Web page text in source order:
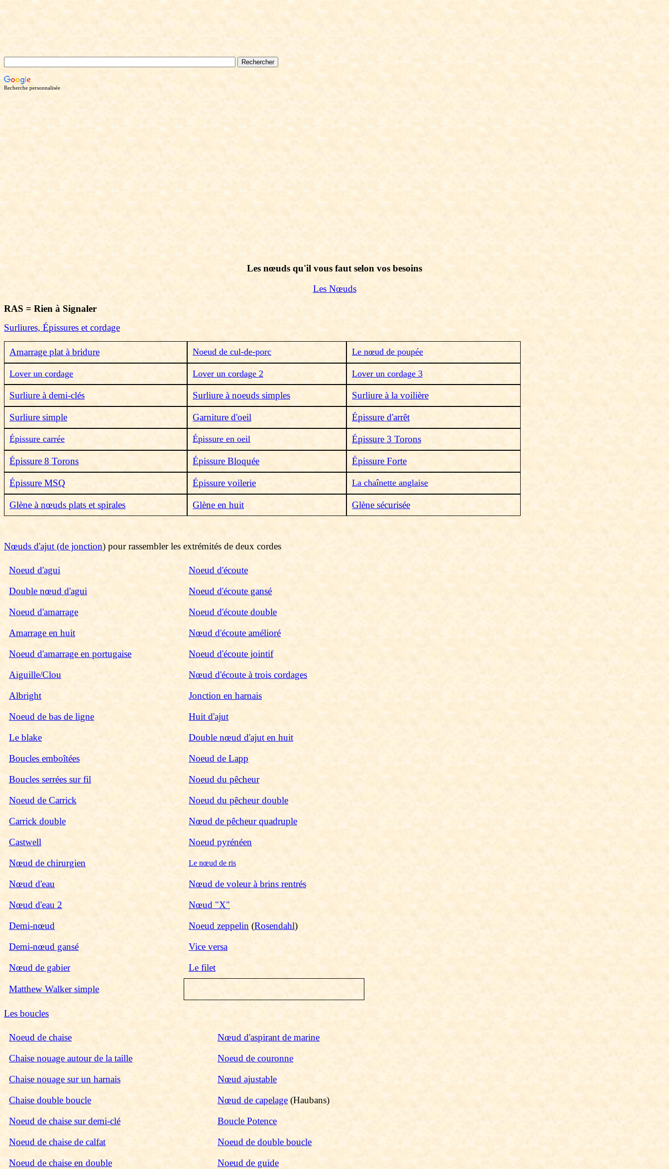
Recherche personnalisée
Les nœuds qu'il vous faut selon vos besoins
Les Nœuds
RAS = Rien à Signaler
Surliures, Épissures et cordage
Amarrage plat à bridure Noeud de cul-de-porc Le nœud de poupée
Lover un cordage Lover un cordage 2 Lover un cordage 3
Surliure à demi-clés Surliure à noeuds simples Surliure à la voilière
Surliure simple Garniture d'oeil Épissure d'arrêt
Épissure carrée Épissure en oeil Épissure 3 Torons
Épissure 8 Torons Épissure Bloquée Épissure Forte
Épissure MSQ Épissure voilerie La chaînette anglaise
Glène à nœuds plats et spirales Glène en huit Glène sécurisée
Nœuds d'ajut (de jonction) pour rassembler les extrémités de deux cordes
Noeud d'agui
Noeud d'écoute
Double nœud d'agui
Noeud d'écoute gansé
Noeud d'amarrage
Noeud d'écoute double
Amarrage en huit
Nœud d'écoute amélioré
Noeud d'amarrage en portugaise
Noeud d'écoute jointif
Aiguille/Clou
Nœud d'écoute à trois cordages
Albright
Jonction en harnais
Noeud de bas de ligne
Huit d'ajut
Le blake
Double nœud d'ajut en huit
Boucles emboîtées
Noeud de Lapp
Boucles serrées sur fil
Noeud du pêcheur
Noeud de Carrick
Noeud du pêcheur double
Carrick double
Nœud de pêcheur quadruple
Castwell
Noeud pyrénéen
Nœud de chirurgien
Le nœud de ris
Nœud d'eau
Nœud de voleur à brins rentrés
Nœud d'eau 2
Nœud "X"
Demi-nœud
Noeud zeppelin (Rosendahl)
Demi-nœud gansé
Vice versa
Nœud de gabier
Le filet
Matthew Walker simple
Les boucles
Noeud de chaise
Nœud d'aspirant de marine
Chaise nouage autour de la taille
Noeud de couronne
Chaise nouage sur un harnais
Nœud ajustable
Chaise double boucle
Nœud de capelage (Haubans)
Noeud de chaise sur demi-clé
Boucle Potence
Noeud de chaise de calfat
Noeud de double boucle
Noeud de chaise en double
Noeud de guide